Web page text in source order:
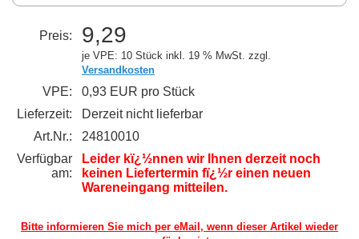
Preis: 9,29
je VPE: 10 Stück inkl. 19 % MwSt. zzgl.
Versandkosten
VPE:
0,93 EUR pro Stück
Lieferzeit:
Derzeit nicht lieferbar
Art.Nr.:
24810010
Verfügbar
am:
Leider kï¿½nnen wir Ihnen derzeit noch
keinen Liefertermin fï¿½r einen neuen
Wareneingang mitteilen.
Bitte informieren Sie mich per eMail, wenn dieser Artikel wieder